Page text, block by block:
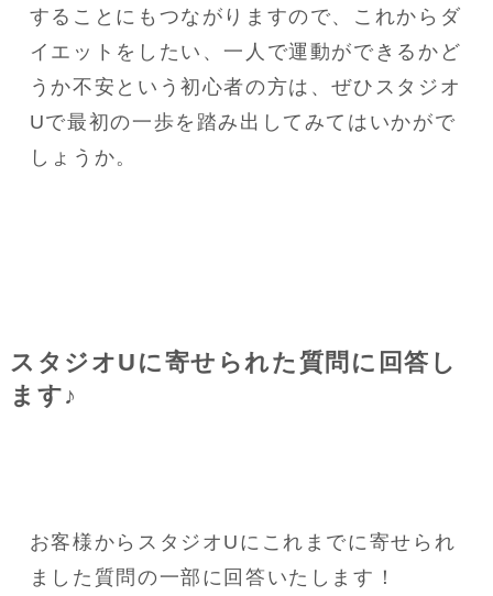
することにもつながりますので、これからダ
イエットをしたい、一人で運動ができるかど
うか不安という初心者の方は、ぜひスタジオ
Uで最初の一歩を踏み出してみてはいかがで
しょうか。
スタジオUに寄せられた質問に回答し
ます♪
お客様からスタジオUにこれまでに寄せられ
ました質問の一部に回答いたします！